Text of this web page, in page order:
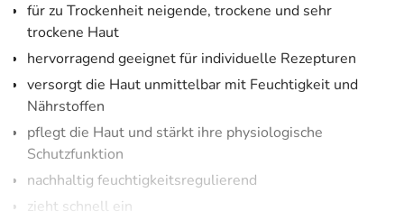
für zu Trockenheit neigende, trockene und sehr
trockene Haut
hervorragend geeignet für individuelle Rezepturen
versorgt die Haut unmittelbar mit Feuchtigkeit und
Nährstoffen
pflegt die Haut und stärkt ihre physiologische
Schutzfunktion
nachhaltig feuchtigkeitsregulierend
zieht schnell ein